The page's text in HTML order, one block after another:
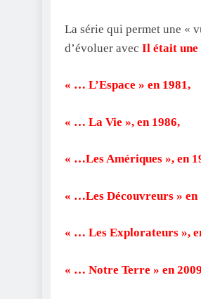
La série qui permet une «
d’évoluer avec Il était une
« … L’Espace » en 1981,
« … La Vie », en 1986,
« …Les Amériques », en
« …Les Découvreurs » en
« … Les Explorateurs »,
« … Notre Terre » en